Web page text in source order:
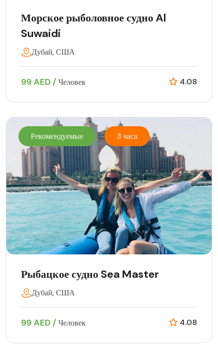
Морское рыболовное судно Al
Suwaidi
Дубай, США
99 AED / Человек 4.08
Рекомендуемые 3 часа
Рыбацкое судно Sea Master
Дубай, США
99 AED / Человек 4.08